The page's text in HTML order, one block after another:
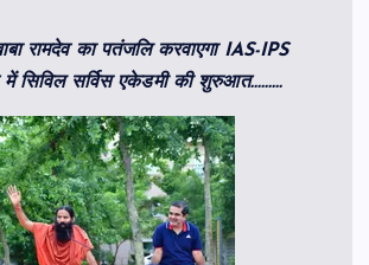
रामदेव का पतंजलि करवाएगा IAS-IPS
में सिविल सर्विस एकेडमी की शुरुआत………